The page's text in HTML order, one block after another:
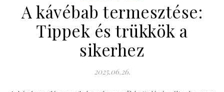
A kávébab termesztése:
Tippek és trükkök a
sikerhez
2025.06.26.